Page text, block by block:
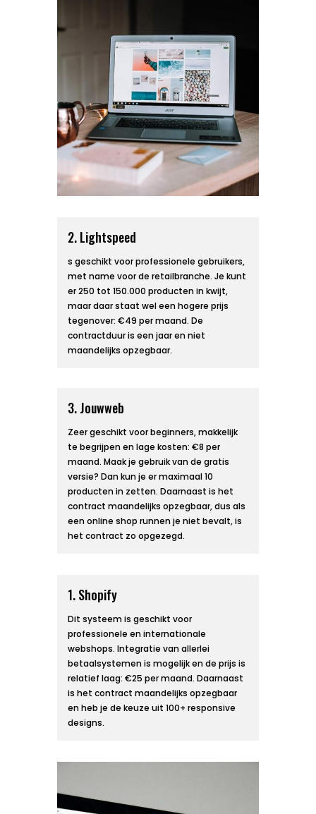
2. Lightspeed
s geschikt voor professionele gebruikers,
met name voor de retailbranche. Je kunt
er 250 tot 150.000 producten in kwijt,
maar daar staat wel een hogere prijs
tegenover: €49 per maand. De
contractduur is een jaar en niet
maandelijks opzegbaar.
3. Jouwweb
Zeer geschikt voor beginners, makkelijk
te begrijpen en lage kosten: €8 per
maand. Maak je gebruik van de gratis
versie? Dan kun je er maximaal 10
producten in zetten. Daarnaast is het
contract maandelijks opzegbaar, dus als
een online shop runnen je niet bevalt, is
het contract zo opgezegd.
1. Shopify
Dit systeem is geschikt voor
professionele en internationale
webshops. Integratie van allerlei
betaalsystemen is mogelijk en de prijs is
relatief laag: €25 per maand. Daarnaast
is het contract maandelijks opzegbaar
en heb je de keuze uit 100+ responsive
designs.